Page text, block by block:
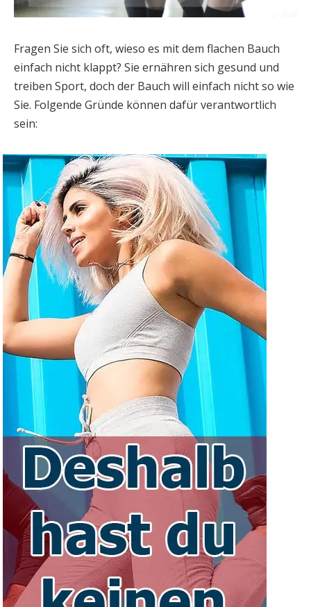
Fragen Sie sich oft, wieso es mit dem flachen Bauch
einfach nicht klappt? Sie ernähren sich gesund und
treiben Sport, doch der Bauch will einfach nicht so wie
Sie. Folgende Gründe können dafür verantwortlich
sein: